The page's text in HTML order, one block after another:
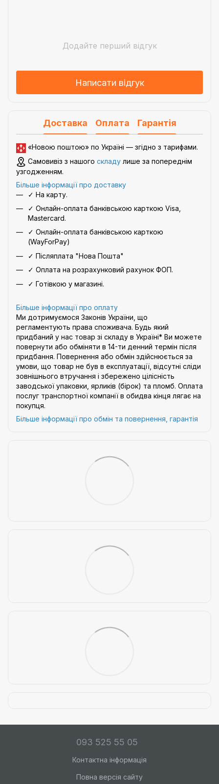
Додайте перший відгук
Написати відгук
Доставка Оплата Гарантія
«Новою поштою» по Україні — згідно з тарифами.
Самовивіз з нашого складу лише за попереднім
узгодженням.
Більше інформації про доставку
✓ На карту.
✓ Онлайн-оплата банківською карткою Visa,
Mastercard.
✓ Онлайн-оплата банківською карткою
(WayForPay)
✓ Післяплата "Нова Пошта"
✓ Оплата на розрахунковий рахунок ФОП.
✓ Готівкою у магазині.
Більше інформації про оплату
Ми дотримуємося Законів України, що
регламентують права споживача. Будь який
придбаний у нас товар зі складу в Україні* Ви можете
повернути або обміняти в 14-ти денний термін після
придбання. Повернення або обмін здійснюється за
умови, що товар не був в експлуатації, відсутні сліди
зовнішнього втручання і збережено цілісність
заводської упаковки, ярликів (бірок) та пломб. Оплата
послуг транспортної компанії в обидва кінця лягає на
покупця.
Більше інформації про обмін та повернення, гарантія
093 525 55 05
Контактна інформація
Повна версія сайту